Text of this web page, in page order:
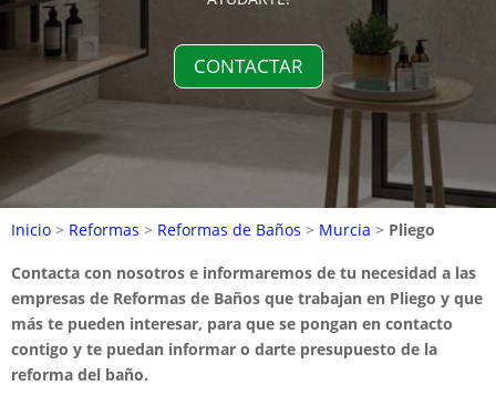
CONTACTAR
Inicio > Reformas > Reformas de Baños > Murcia > Pliego
Contacta con nosotros e informaremos de tu necesidad a las
empresas de Reformas de Baños que trabajan en Pliego y que
más te pueden interesar, para que se pongan en contacto
contigo y te puedan informar o darte presupuesto de la
reforma del baño.